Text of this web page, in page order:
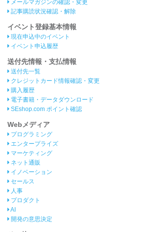
メールマガジンの確認・変更
記事購読状況確認・解除
イベント登録基本情報
現在申込中のイベント
イベント申込履歴
送付先情報・支払情報
送付先一覧
クレジットカード情報確認・変更
購入履歴
電子書籍・データダウンロード
SEshop.com ポイント確認
Webメディア
プログラミング
エンタープライズ
マーケティング
ネット通販
イノベーション
セールス
人事
プロダクト
AI
開発の意思決定